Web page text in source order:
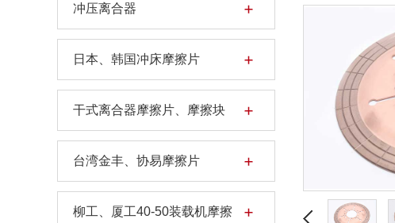
冲压离合器
日本、韩国冲床摩擦片
干式离合器摩擦片、摩擦块
台湾金丰、协易摩擦片
柳工、厦工40-50装载机摩擦